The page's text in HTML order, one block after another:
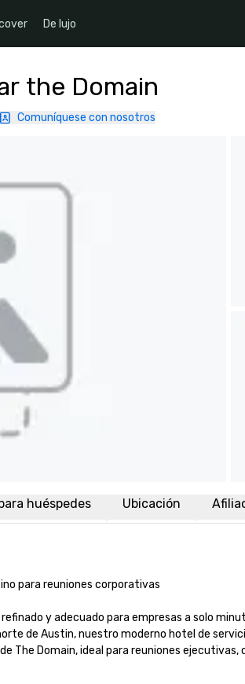
De lujo
the Domain
Comuníquese con nosotros
huéspedes Ubicación
para reuniones corporativas
y adecuado para empresas a solo
de Austin, nuestro moderno hotel de
The Domain, ideal para reuniones ejecutivas,